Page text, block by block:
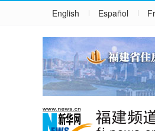
English Español